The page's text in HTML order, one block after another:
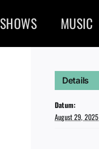
SHOWS MUSIC
Details
Datum:
August 29, 2025